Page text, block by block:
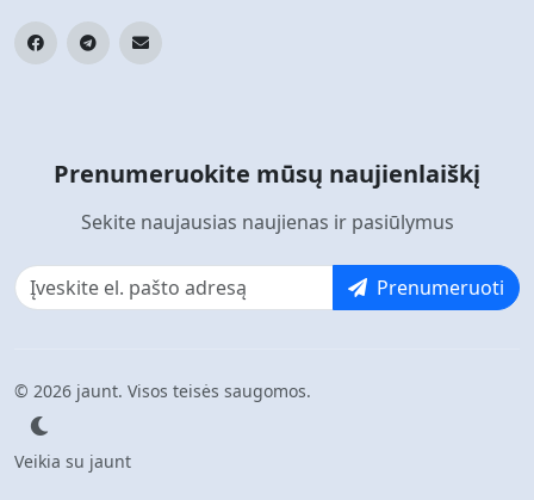
Prenumeruokite mūsų naujienlaiškį
Sekite naujausias naujienas ir pasiūlymus
Prenumeruoti
© 2026 jaunt. Visos teisės saugomos.
Veikia su jaunt